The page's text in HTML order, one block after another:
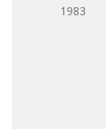
1983